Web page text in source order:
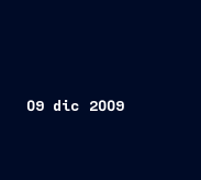
09 dic 2009